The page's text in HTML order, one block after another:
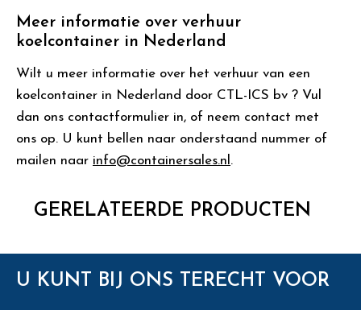
Meer informatie over verhuur
koelcontainer in Nederland
Wilt u meer informatie over het verhuur van een
koelcontainer in Nederland door CTL-ICS bv ? Vul
dan ons contactformulier in, of neem contact met
ons op. U kunt bellen naar onderstaand nummer of
mailen naar info@containersales.nl .
GERELATEERDE PRODUCTEN
U KUNT BIJ ONS TERECHT VOOR